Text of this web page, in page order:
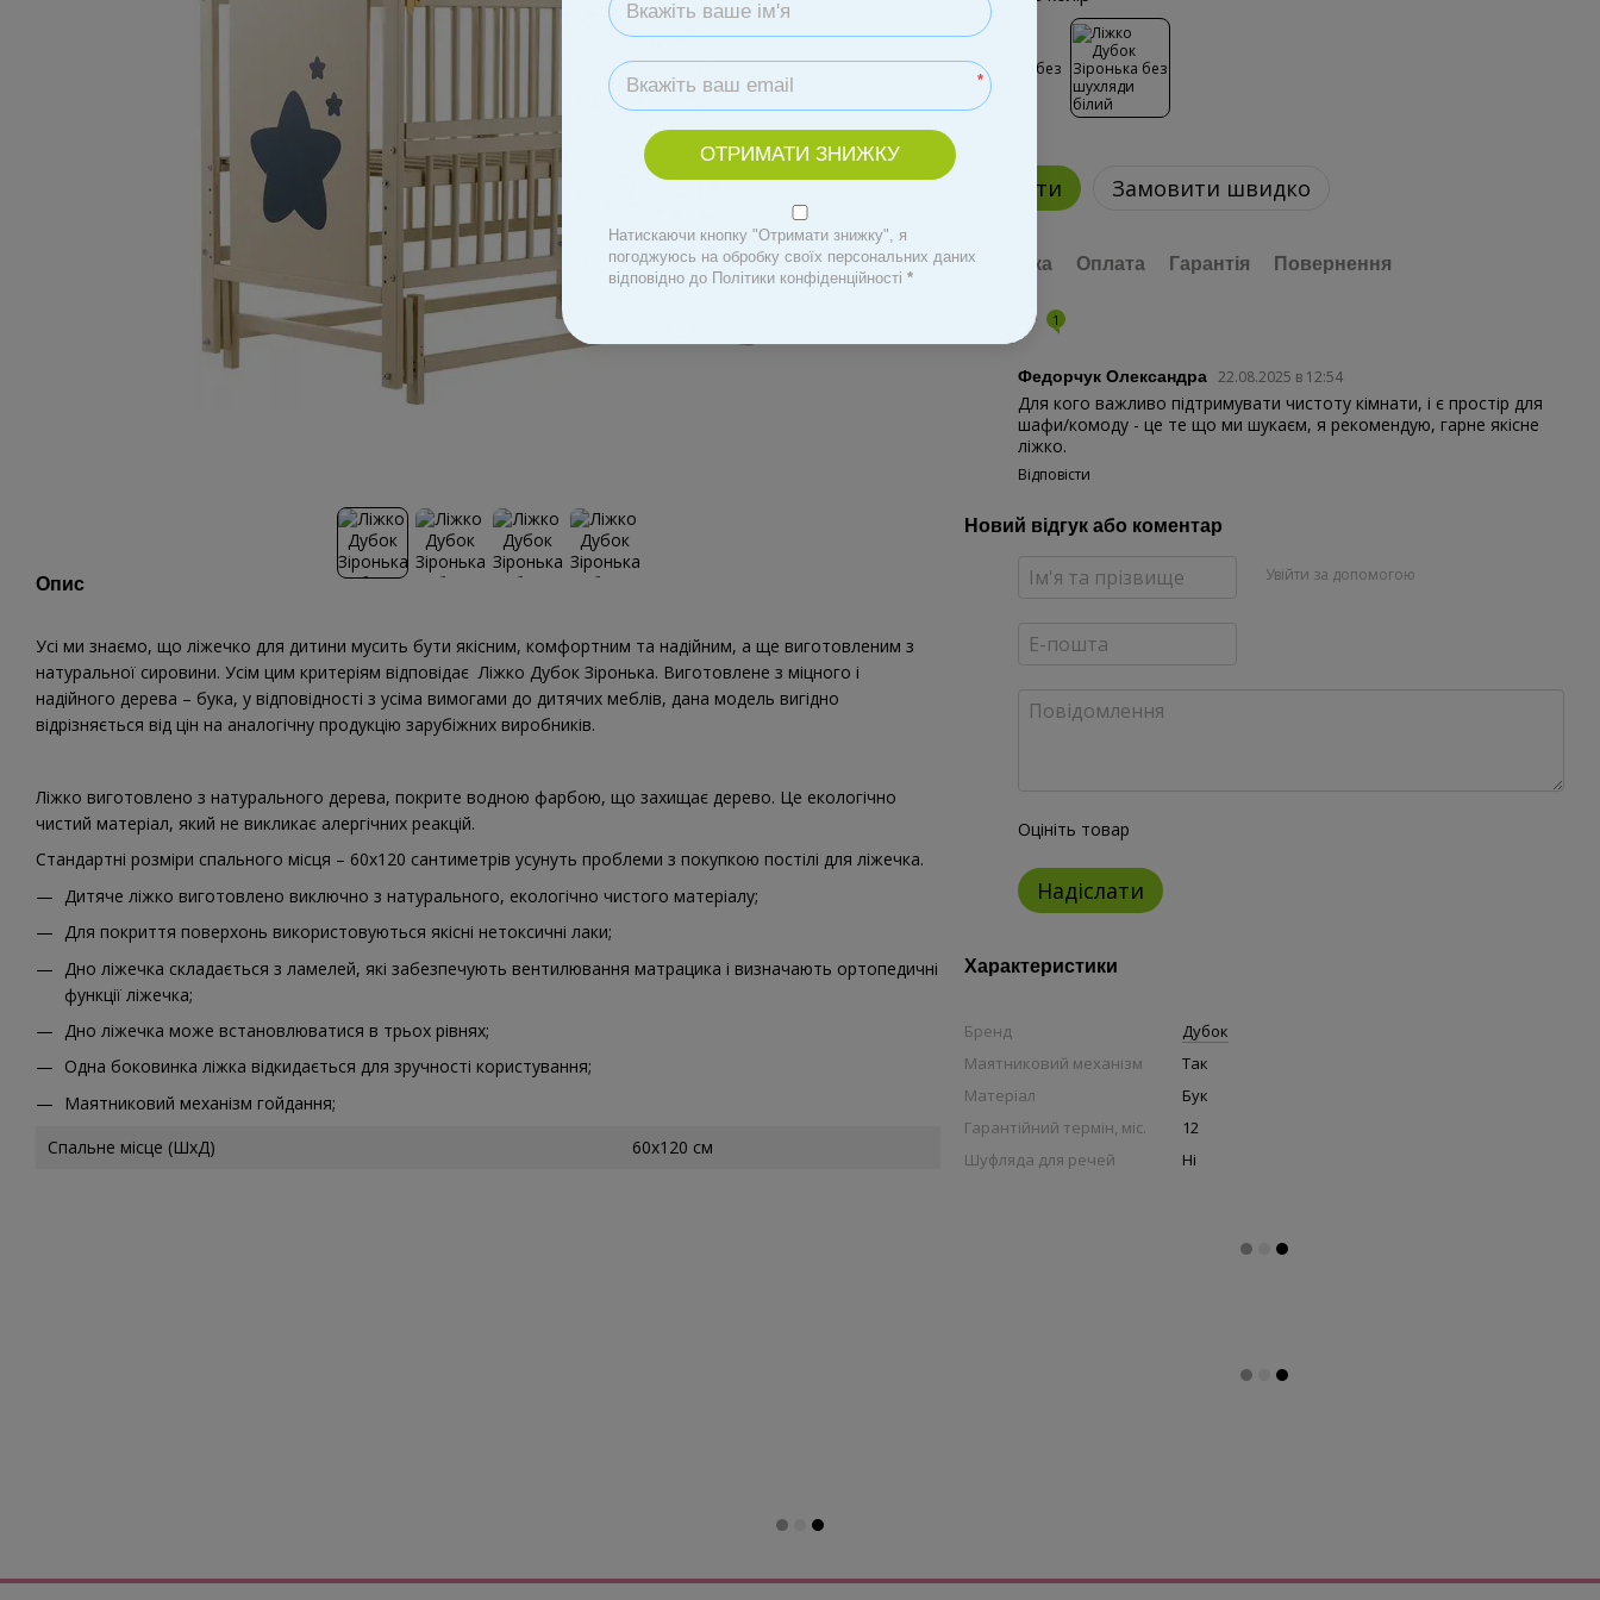
Опис
Усі ми знаємо, що ліжечко для дитини мусить бути якісним, комфортним та надійним, а ще виготовленим з
натуральної сировини. Усім цим критеріям відповідає Ліжко Дубок Зіронька. Виготовлене з міцного і
надійного дерева – бука, у відповідності з усіма вимогами до дитячих меблів, дана модель вигідно
відрізняється від цін на аналогічну продукцію зарубіжних виробників.
Ліжко виготовлено з натурального дерева, покрите водною фарбою, що захищає дерево. Це екологічно
чистий матеріал, який не викликає алергічних реакцій.
Стандартні розміри спального місця – 60х120 сантиметрів усунуть проблеми з покупкою постілі для ліжечка.
Дитяче ліжко виготовлено виключно з натурального, екологічно чистого матеріалу;
Для покриття поверхонь використовуються якісні нетоксичні лаки;
Дно ліжечка складається з ламелей, які забезпечують вентилювання матрацика і визначають ортопедичні
функції ліжечка;
Дно ліжечка може встановлюватися в трьох рівнях;
Одна боковинка ліжка відкидається для зручності користування;
Маятниковий механізм гойдання;
Спальне місце (ШхД)
60x120 см
Купити Замовити швидко
Доставка Оплата Гарантія Повернення
Відгуки 1
Федорчук Олександра 22.08.2025 в 12:54
Для кого важливо підтримувати чистоту кімнати, і є простір для
шафи/комоду - це те що ми шукаєм, я рекомендую, гарне якісне
ліжко.
Відповісти
Новий відгук або коментар
Увійти за допомогою
Оцініть товар
Надіслати
Характеристики
Бренд
Дубок
Маятниковий механізм
Так
Матеріал
Бук
Гарантійний термін, міс.
12
Шуфляда для речей
Ні
*
ОТРИМАТИ ЗНИЖКУ
Натискаючи кнопку "Отримати знижку", я
погоджуюсь на обробку своїх персональних даних
відповідно до Політики конфіденційності *